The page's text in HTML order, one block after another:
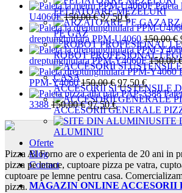
FELIATOARE MEZELURI
PE GAZ
ROBOT PROFESIONAL
ACCESORII SI USTENSILE
ACCESORII GENERALE
SITE
ALUMINIU
Oferte
Blog
Contact
MAGAZIN ONLINE ACCESORII
Paleta
U4060F150,00€Prețul
inițial
a
fost:
150,00 €.
97,50€Prețul
curent
este:
97,50 €.
dreptunghiulara PPM-U4060150,00€
dreptunghiulara PPM-Y4060F150,00
PPM-Y4060150,00€ Prețul
inițial
a
fost:
150,00 €.
97,50€Prețul
curent
este:
97,50 €.
3388 150,00€Prețul
inițial
a
fost:
97,50€Prețul
curent
este:
Pizza Al Forno are o experienta de 20 ani in
pizza pe lemne, cuptoare pizza pe vatra,
cuptoare pe lemne pentru casa.
pizza.